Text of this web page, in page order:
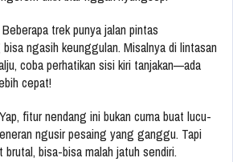
Beberapa trek punya jalan pintas
ngasih keunggulan. Misalnya di lintasan
coba perhatikan sisi kiri tanjakan—ada
cepat!
Yap, fitur nendang ini bukan cuma buat lucu-
ngusir pesaing yang ganggu. Tapi
brutal, bisa-bisa malah jatuh sendiri.